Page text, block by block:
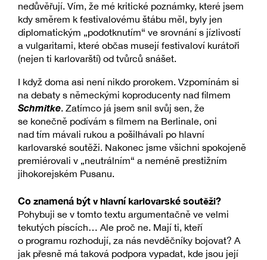
nedůvěřují. Vím, že mé kritické poznámky, které jsem
kdy směrem k festivalovému štábu měl, byly jen
diplomatickým „podotknutím“ ve srovnání s jízlivostí
a vulgaritami, které občas musejí festivaloví kurátoři
(nejen ti karlovarští) od tvůrců snášet.
I když doma asi není nikdo prorokem. Vzpomínám si
na debaty s německými koproducenty nad filmem
Schmitke . Zatímco já jsem snil svůj sen, že
se konečně podívám s filmem na Berlinale, oni
nad tím mávali rukou a pošilhávali po hlavní
karlovarské soutěži. Nakonec jsme všichni spokojeně
premiérovali v „neutrálním“ a neméně prestižním
jihokorejském Pusanu.
Co znamená být v hlavní karlovarské soutěži?
Pohybuji se v tomto textu argumentačně ve velmi
tekutých píscích… Ale proč ne. Mají ti, kteří
o programu rozhodují, za nás nevděčníky bojovat? A
jak přesně má taková podpora vypadat, kde jsou její